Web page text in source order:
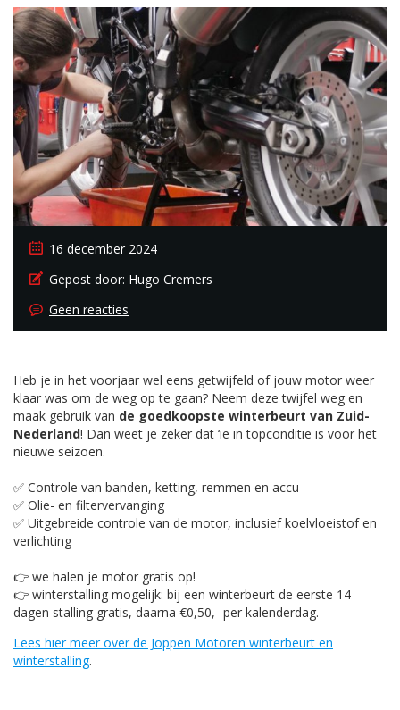
16 december 2024
Gepost door: Hugo Cremers
Geen reacties
Heb je in het voorjaar wel eens getwijfeld of jouw motor weer
klaar was om de weg op te gaan? Neem deze twijfel weg en
maak gebruik van de goedkoopste winterbeurt van Zuid-
Nederland! Dan weet je zeker dat ‘ie in topconditie is voor het
nieuwe seizoen.
✅ Controle van banden, ketting, remmen en accu
✅ Olie- en filtervervanging
✅ Uitgebreide controle van de motor, inclusief koelvloeistof en
verlichting
👉 we halen je motor gratis op!
👉 winterstalling mogelijk: bij een winterbeurt de eerste 14
dagen stalling gratis, daarna €0,50,- per kalenderdag.
Lees hier meer over de Joppen Motoren winterbeurt en
winterstalling.